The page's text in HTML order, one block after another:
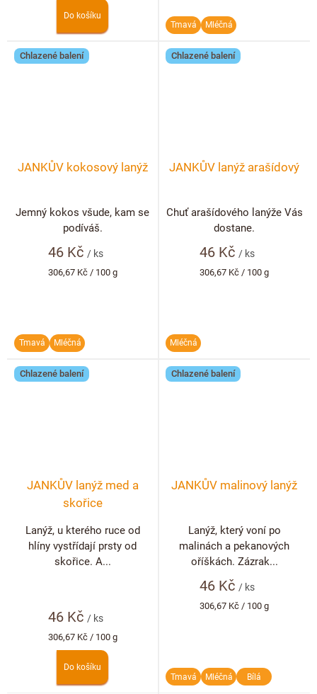
Do košíku
Tmavá
Mléčná
Chlazené balení
JANKŮV kokosový lanýž
46 Kč / ks
Měrná
306,67 Kč / 100 g
Jemný kokos všude, kam se
podíváš.
Tmavá Mléčná
Chlazené balení
JANKŮV lanýž arašídový
46 Kč/ ks
Měrná
306,67 Kč / 100 g
Chuť arašídového lanýže Vás
dostane.
Mléčná
Chlazené balení
JANKŮV lanýž med a
skořice
46 Kč / ks
Měrná
cena:
306,67 Kč / 100 g
Do košíku
Lanýž, u kterého ruce od
hlíny vystřídají prsty od
skořice. A...
Chlazené balení
JANKŮV malinový lanýž
46 Kč/ ks
Měrná
306,67 Kč / 100 g
Lanýž, který voní po
malinách a pekanových
oříškách. Zázrak...
Tmavá Mléčná Bílá